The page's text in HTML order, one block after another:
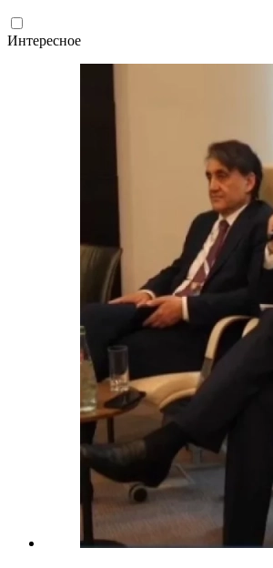
Интересное